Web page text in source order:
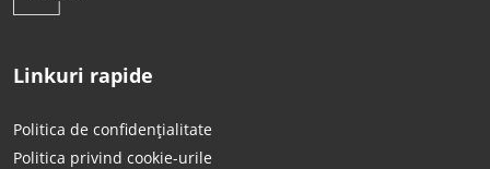
Linkuri rapide
Politica de confidențialitate
Politica privind cookie-urile